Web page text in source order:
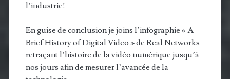
l’industrie!
En guise de conclusion je joins l’infographie « A
Brief History of Digital Video » de Real Networks
retraçant l’histoire de la vidéo numérique jusqu’à
nos jours afin de mesurer l’avancée de la